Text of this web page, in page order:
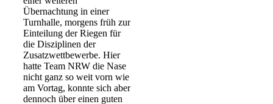
Übernachtung in einer
Turnhalle, morgens früh zur
Einteilung der Riegen für
die Disziplinen der
Zusatzwettbewerbe. Hier
hatte Team NRW die Nase
nicht ganz so weit vorn wie
am Vortag, konnte sich aber
dennoch über einen guten